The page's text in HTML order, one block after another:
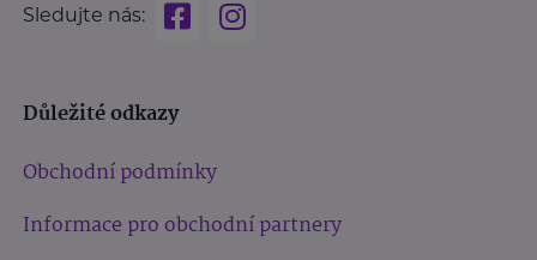
Sledujte nás:
Důležité odkazy
Obchodní podmínky
Informace pro obchodní partnery